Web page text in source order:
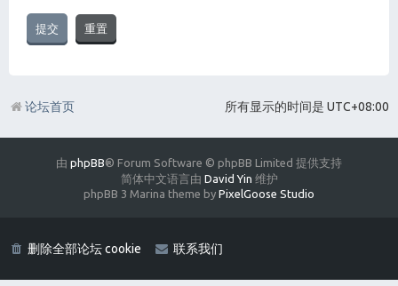
所有显示的时间是 UTC+08:00
论坛首页
由 phpBB® Forum Software © phpBB Limited 提供支持
简体中文语言由 David Yin 维护
phpBB 3 Marina theme by PixelGoose Studio
删除全部论坛 cookie 联系我们